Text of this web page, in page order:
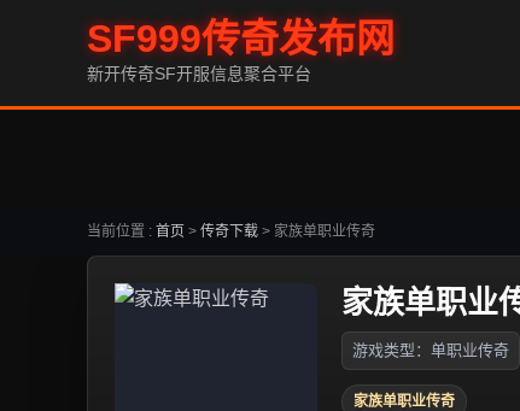
SF999传奇发布网
新开传奇SF开服信息聚合平台
当前位置 : 首页 > 传奇下载 > 家族单职业传奇
家族单职业
游戏类型：单职业传奇
家族单职业传奇